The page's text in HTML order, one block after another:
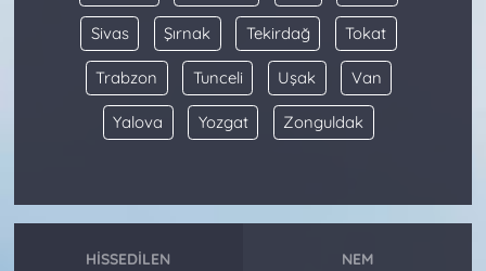
Sivas Şırnak Tekirdağ Tokat
Trabzon Tunceli Uşak Van
Yalova Yozgat Zonguldak
HISSEDILEN NEM